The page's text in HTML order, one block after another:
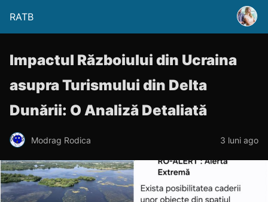
RATB
Impactul Războiului din Ucraina
asupra Turismului din Delta
Dunării: O Analiză Detaliată
Modrag Rodica 3 luni ago